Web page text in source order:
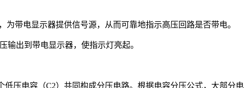
带电显示器提供信号源，从而可靠地指示高压回路是否带电。
出到带电显示器，使指示灯亮起。
压电容（C2）共同构成分压电路。根据电容分压公式，大部分电